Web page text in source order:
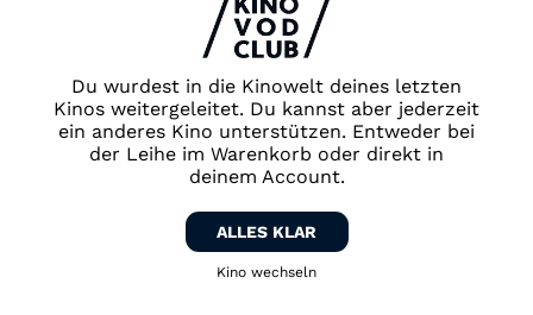
Du wurdest in die Kinowelt deines letzten
Kinos weitergeleitet. Du kannst aber jederzeit
ein anderes Kino unterstützen. Entweder bei
der Leihe im Warenkorb oder direkt in
deinem Account.
ALLES KLAR
Kino wechseln